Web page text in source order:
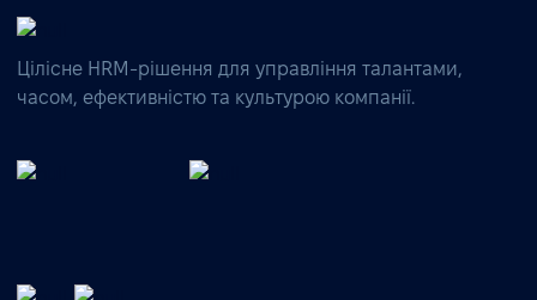
Цілісне HRM-рішення для управління талантами,
часом, ефективністю та культурою компанії.